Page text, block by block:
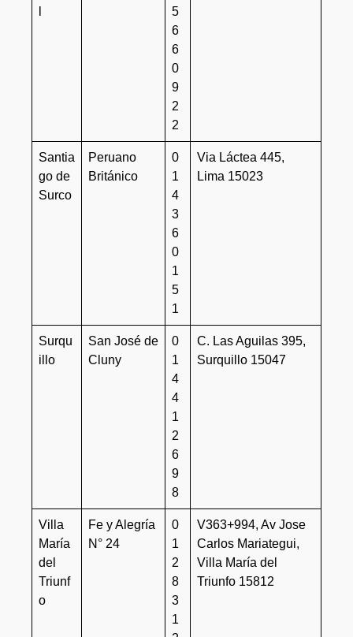
5
6
6
0
9
2
2
Santia
go de
Surco
Peruano
Británico
0
1
4
3
6
0
1
5
1
Via Láctea 445,
Lima 15023
Surqu
illo
San José de
Cluny
0
1
4
4
1
2
6
9
8
C. Las Aguilas 395,
Surquillo 15047
Villa
María
del
Triunf
o
Fe y Alegría
N° 24
0
1
2
8
3
1
V363+994, Av Jose
Carlos Mariategui,
Villa María del
Triunfo 15812